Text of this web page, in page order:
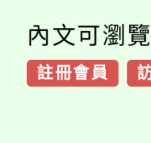
內文可瀏
註冊會員